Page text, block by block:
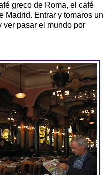
greco de Roma, el café
Madrid. Entrar y tomaros un
ver pasar el mundo por